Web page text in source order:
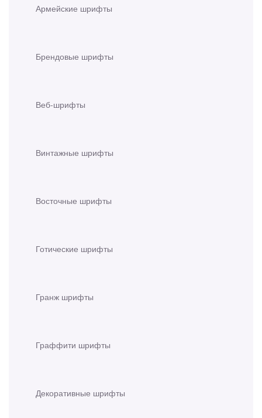
Армейские шрифты
Брендовые шрифты
Веб-шрифты
Винтажные шрифты
Восточные шрифты
Готические шрифты
Гранж шрифты
Граффити шрифты
Декоративные шрифты